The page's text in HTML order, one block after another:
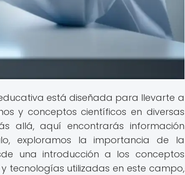
está diseñada para llevarte a
y conceptos científicos en diversas
allá, aquí encontrarás información
exploramos la importancia de la
una introducción a los conceptos
tecnologías utilizadas en este campo,